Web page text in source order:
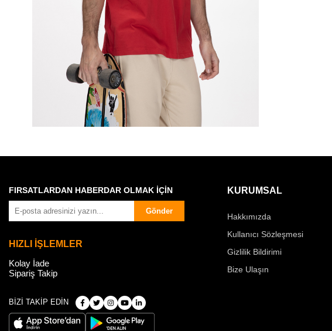
FIRSATLARDAN HABERDAR OLMAK İÇİN
Gönder
HIZLI İŞLEMLER
Kolay İade
Sipariş Takip
BİZİ TAKİP EDİN
KURUMSAL
Hakkımızda
Kullanıcı Sözleşmesi
Gizlilik Bildirimi
Bize Ulaşın